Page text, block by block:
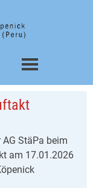
StäPa beim
am 17.01.2026